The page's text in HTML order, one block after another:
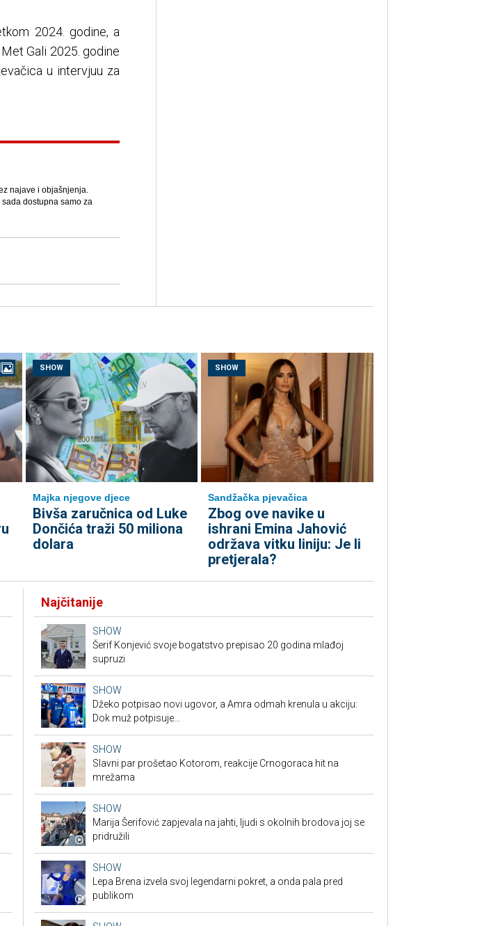
2024. godine, a
Gali 2025. godine
u intervjuu za
najave i objašnjenja.
dostupna samo za
SHOW
Majka njegove djece
Bivša zaručnica od Luke
Dončića traži 50 miliona
dolara
SHOW
Sandžačka pjevačica
Zbog ove navike u
ishrani Emina Jahović
održava vitku liniju: Je li
pretjerala?
Najčitanije
SHOW
Šerif Konjević svoje bogatstvo prepisao 20 godina mlađoj
supruzi
SHOW
Džeko potpisao novi ugovor, a Amra odmah krenula u akciju:
Dok muž potpisuje...
SHOW
Slavni par prošetao Kotorom, reakcije Crnogoraca hit na
mrežama
SHOW
Marija Šerifović zapjevala na jahti, ljudi s okolnih brodova joj se
pridružili
SHOW
Lepa Brena izvela svoj legendarni pokret, a onda pala pred
publikom